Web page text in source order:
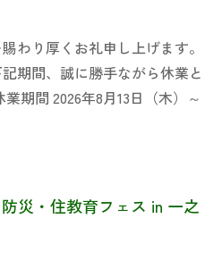
わり厚くお礼申し上げます。
期間、誠に勝手ながら休業と
期間 2026年8月13日（木）～
防災・住教育フェス in 一之